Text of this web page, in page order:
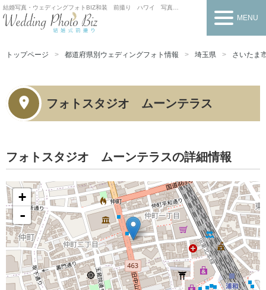
結婚写真・ウェディングフォトBIZ和装 前撮り ハワイ 写真だけの結婚式
MENU
トップページ 都道府県別ウェディングフォト情報 埼玉県 さいたま
フォトスタジオ ムーンテラス
フォトスタジオ ムーンテラスの詳細情報
+
-